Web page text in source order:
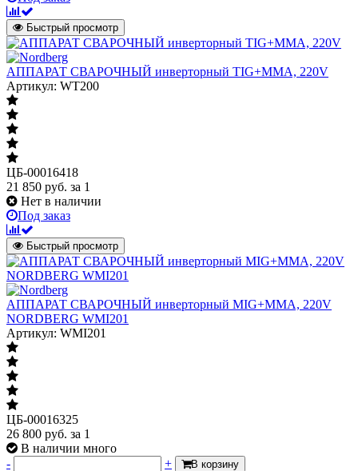
Быстрый просмотр
АППАРАТ СВАРОЧНЫЙ инверторный TIG+MMA, 220V
Артикул: WT200
ЦБ-00016418
21 850 руб. за 1
Нет в наличии
Под заказ
Быстрый просмотр
АППАРАТ СВАРОЧНЫЙ инверторный MIG+MMA, 220V
NORDBERG WMI201
Артикул: WMI201
ЦБ-00016325
26 800 руб. за 1
В наличии много
-
+ В корзину